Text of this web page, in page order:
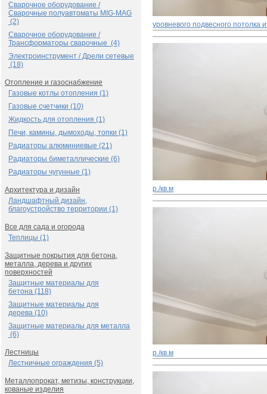
Сварочное оборудование /
Сварочные полуавтоматы MIG-MAG
(2)
Сварочное оборудование /
Трансформаторы сварочные (4)
Электроинструмент / Дрели сетевые
(18)
Отопление и газоснабжение
Газовые котлы отопления (1)
Газовые счетчики (10)
Жидкость для отопления (1)
Печи, камины, дымоходы, топки (1)
Радиаторы алюминиевые (21)
Радиаторы биметаллические (6)
Радиаторы чугунные (1)
Архитектура и дизайн
Ландшафтный дизайн,
благоустройство территории (1)
Все для сада и огорода
Теплицы (1)
Защитные покрытия для бетона,
металла, дерева и других
поверхностей
Защитные материалы для
бетона (118)
Защитные материалы для
дерева (10)
Защитные материалы для металла
(6)
Лестницы
Лестничные ограждения (5)
Металлопрокат, метизы, конструкции,
кованые изделия
уровневого подвесного потолка
р./кв.м
р./кв.м